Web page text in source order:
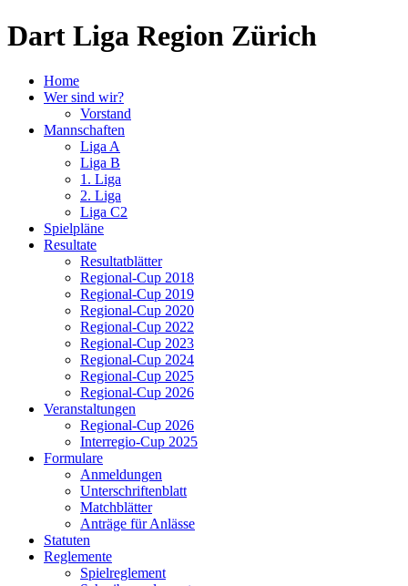
Dart Liga Region Zürich
Home
Wer sind wir?
Vorstand
Mannschaften
Liga A
Liga B
1. Liga
2. Liga
Liga C2
Spielpläne
Resultate
Resultatblätter
Regional-Cup 2018
Regional-Cup 2019
Regional-Cup 2020
Regional-Cup 2022
Regional-Cup 2023
Regional-Cup 2024
Regional-Cup 2025
Regional-Cup 2026
Veranstaltungen
Regional-Cup 2026
Interregio-Cup 2025
Formulare
Anmeldungen
Unterschriftenblatt
Matchblätter
Anträge für Anlässe
Statuten
Reglemente
Spielreglement